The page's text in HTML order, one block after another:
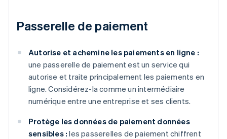
Passerelle de paiement
Autorise et achemine les paiements en ligne :
une passerelle de paiement est un service qui
autorise et traite principalement les paiements en
ligne. Considérez-la comme un intermédiaire
numérique entre une entreprise et ses clients.
Protège les données de paiement données
sensibles : les passerelles de paiement chiffrent